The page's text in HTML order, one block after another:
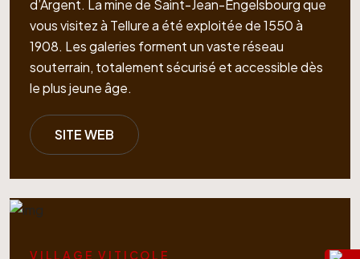
d’Argent. La mine de Saint-Jean-Engelsbourg que
vous visitez à Tellure a été exploitée de 1550 à
1908. Les galeries forment un vaste réseau
souterrain, totalement sécurisé et accessible dès
le plus jeune âge.
SITE WEB
VILLAGE VITICOLE